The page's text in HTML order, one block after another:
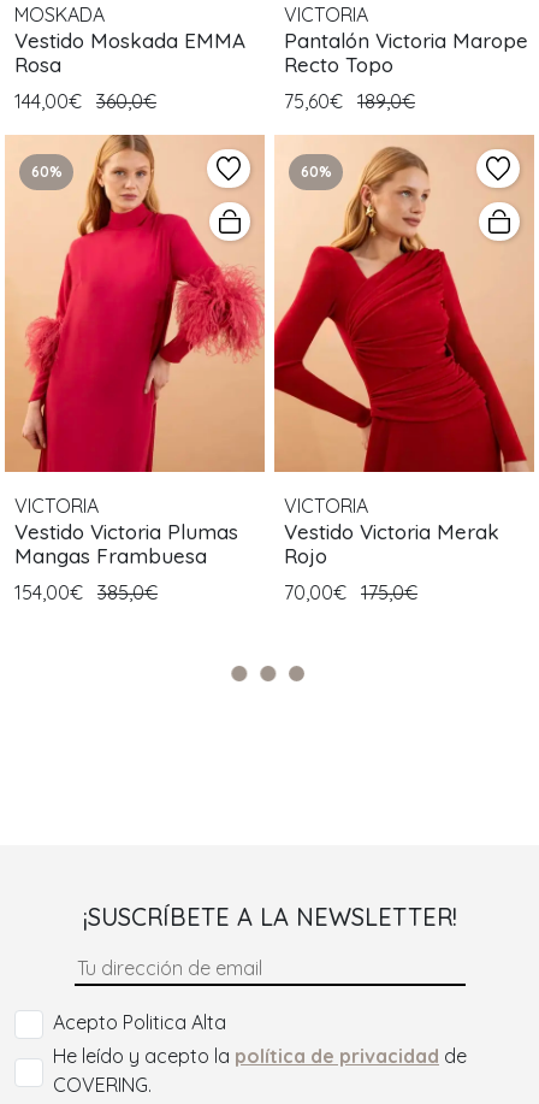
MOSKADA
Vestido Moskada EMMA
Rosa
144,00€ 360,0€
VICTORIA
Pantalón Victoria Marope
Recto Topo
75,60€ 189,0€
60%
VICTORIA
Vestido Victoria Plumas
Mangas Frambuesa
154,00€ 385,0€
60%
VICTORIA
Vestido Victoria Merak
Rojo
70,00€ 175,0€
¡SUSCRÍBETE A LA NEWSLETTER!
Acepto Politica Alta
He leído y acepto la política de privacidad de
COVERING.